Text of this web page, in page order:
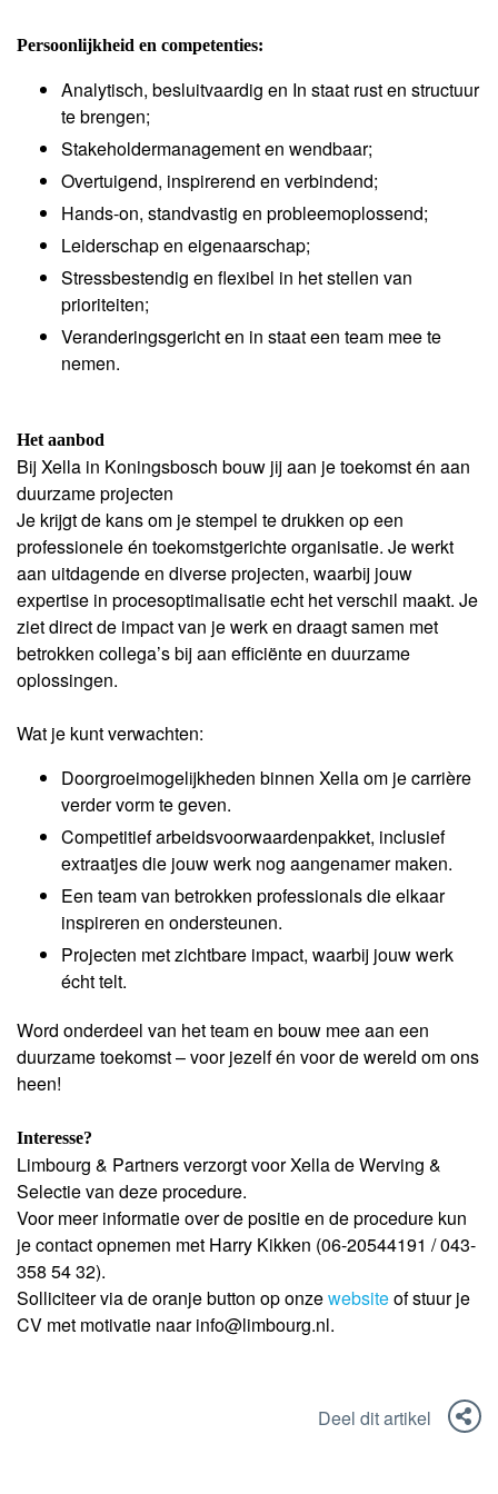
Persoonlijkheid en competenties:
Analytisch, besluitvaardig en In staat rust en structuur
te brengen;
Stakeholdermanagement en wendbaar;
Overtuigend, inspirerend en verbindend;
Hands-on, standvastig en probleemoplossend;
Leiderschap en eigenaarschap;
Stressbestendig en flexibel in het stellen van
prioriteiten;
Veranderingsgericht en in staat een team mee te
nemen.
Het aanbod
Bij Xella in Koningsbosch bouw jij aan je toekomst én aan
duurzame projecten
Je krijgt de kans om je stempel te drukken op een
professionele én toekomstgerichte organisatie. Je werkt
aan uitdagende en diverse projecten, waarbij jouw
expertise in procesoptimalisatie echt het verschil maakt. Je
ziet direct de impact van je werk en draagt samen met
betrokken collega’s bij aan efficiënte en duurzame
oplossingen.
Wat je kunt verwachten:
Doorgroeimogelijkheden binnen Xella om je carrière
verder vorm te geven.
Competitief arbeidsvoorwaardenpakket, inclusief
extraatjes die jouw werk nog aangenamer maken.
Een team van betrokken professionals die elkaar
inspireren en ondersteunen.
Projecten met zichtbare impact, waarbij jouw werk
écht telt.
Word onderdeel van het team en bouw mee aan een
duurzame toekomst – voor jezelf én voor de wereld om ons
heen!
Interesse?
Limbourg & Partners verzorgt voor Xella de Werving &
Selectie van deze procedure.
Voor meer informatie over de positie en de procedure kun
je contact opnemen met Harry Kikken (06-20544191 / 043-
358 54 32).
Solliciteer via de oranje button op onzewebsiteof stuur je
CV met motivatie naar info@limbourg.nl.
Deel dit artikel